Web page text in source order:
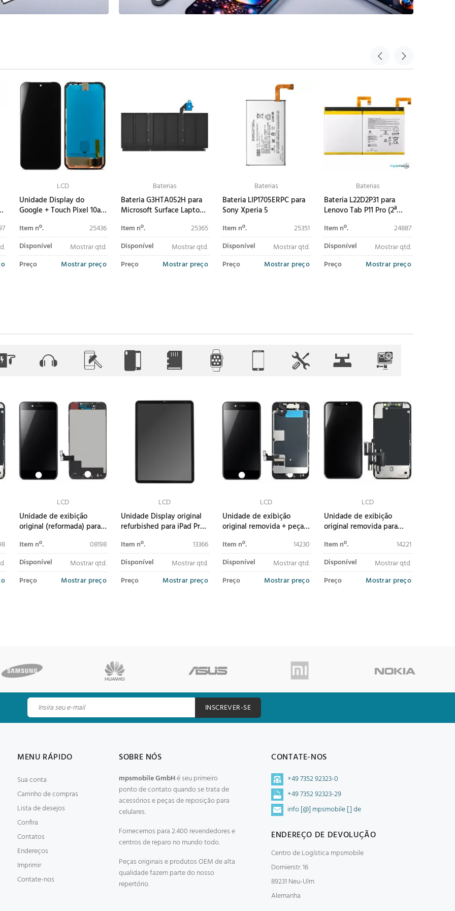
LCD
Unidade Display do
Google + Touch Pixel 10a
Item nº.
25436
Disponível
Mostrar qtd.
Preço
Mostrar preço
Baterias
Bateria G3HTA052H para
Microsoft Surface Laptop
Item nº.
25365
Disponível
Mostrar qtd.
Preço
Mostrar preço
Baterias
Bateria LIP1705ERPC para
Sony Xperia 5
Item nº.
25351
Disponível
Mostrar qtd.
Preço
Mostrar preço
Baterias
Bateria L22D2P31 para
Lenovo Tab P11 Pro (2ª
Item nº.
24887
Disponível
Mostrar qtd.
Preço
Mostrar preço
LCD
Unidade de exibição
original (reformada) para
preto
Item nº.
08198
Disponível
Mostrar qtd.
Preço
Mostrar preço
LCD
Unidade Display original
refurbished para iPad Pro
preta
Item nº.
13366
Disponível
Mostrar qtd.
Preço
Mostrar preço
LCD
Unidade de exibição
original removida + peças
SE (2020/2022) preto
Item nº.
14230
Disponível
Mostrar qtd.
Preço
Mostrar preço
LCD
Unidade de exibição
original removida para
Item nº.
14221
Disponível
Mostrar qtd.
Preço
Mostrar preço
INSCREVER-SE
MENU RÁPIDO
Sua conta
Carrinho de compras
Lista de desejos
Confira
Contatos
Endereços
Imprimir
Contate-nos
SOBRE NÓS
mpsmobile GmbHé seu primeiro
ponto de contato quando se trata de
acessórios e peças de reposição para
celulares.
Fornecemos para 2.400 revendedores e
centros de reparo no mundo todo.
Peças originais e produtos OEM de alta
qualidade fazem parte do nosso
repertório.
CONTATE-NOS
+49 7352 92323-0
+49 7352 92323-29
info [@] mpsmobile [.] de
ENDEREÇO DE DEVOLUÇÃO
Centro de Logística mpsmobile
Dornierstr. 16
89231 Neu-Ulm
Alemanha